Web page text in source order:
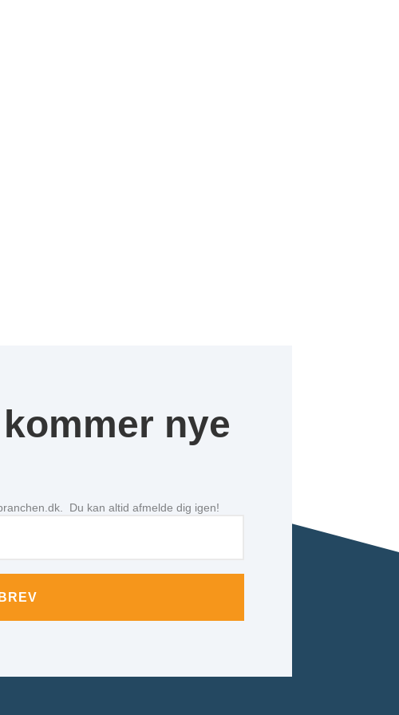
nye
Du kan altid afmelde dig igen!